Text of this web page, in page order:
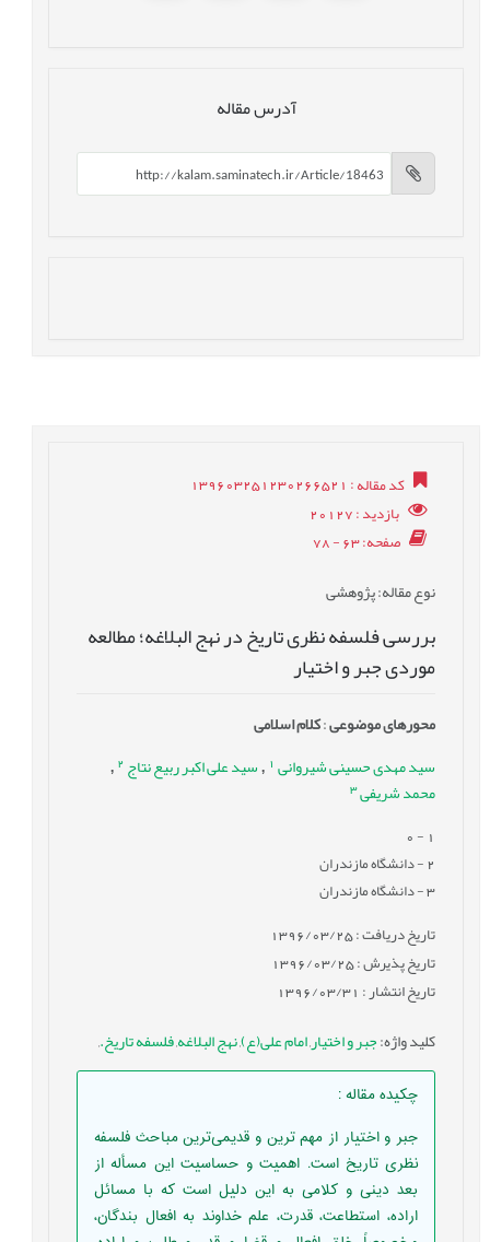
آدرس مقاله
کد مقاله: 139603251230266521
بازدید: 20127
صفحه: 63 - 78
نوع مقاله: پژوهشی
بررسی فلسفه نظری تاریخ در نهج البلاغه؛ مطالعه
موردی جبر و اختیار
محورهای موضوعی:کلام اسلامی
سید مهدی حسینی شیروانی , سید علی اکبر ربیع نتاج2
,
محمد شریفی 3
- 0
2- دانشگاه مازندران
3- دانشگاه مازندران
تاریخ دریافت : 1396/03/25
تاریخ پذیرش : 1396/03/25
تاریخ انتشار : 1396/03/31
کلید واژه:جبر و اختیار,امام علی(ع)نهج البلاغه,فلسفه تاریخ.
چکیده مقاله:
جبر و اختیار از مهم ترین و قدیمی‌ترین مباحث فلسفه
نظری تاریخ است. اهمیت و حساسیت این مسأله از
بعد دینی و کلامی به این دلیل است که با مسائل
اراده، استطاعت، قدرت، علم خداوند به افعال بندگان،